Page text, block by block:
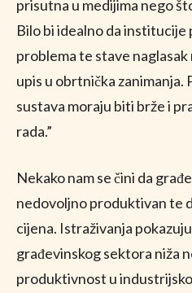
prisutna u medijima nego
Bilo bi idealno da institucije
problema te stave
upis u obrtnička
sustava moraju biti brže i
rada.”
Nekako nam se čini da
nedovoljno produktivan te
cijena. Istraživanja
građevinskog sektora niža
produktivnost u